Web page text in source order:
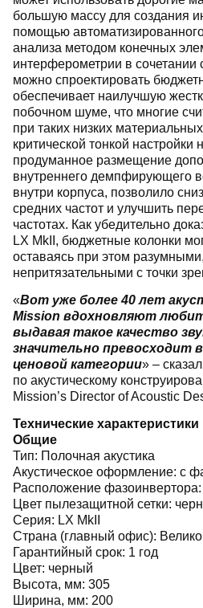
большую массу для создания
помощью
анализа методом конечных
интерферометрии в
можно спроектировать
обеспечивает наилучшую
побочном шуме, что многие
при таких низких
критической тонкой настройки
продуманное размещение
внутреннего демпфирующего
внутри корпуса, позволило
средних частот и улучшить
частотах. Как убедительно
LX MkII, бюджетные колонки
оставаясь при этом
непритязательными с точки
«Вот уже более 40 лет
Mission вдохновляют
выдавая такое качество
значительно превосходит
ценовой категории» –
по акустическому
Mission’s Director of Acoustic
Технические характеристики
Общие
Тип: Полочная акустика
Акустическое оформление: с
Расположение фазоинвертора:
Цвет пылезащитной сетки:
Серия: LX MkII
Страна (главный офис):
Гарантийный срок: 1 год
Цвет: черный
Высота, мм: 305
Ширина, мм: 200